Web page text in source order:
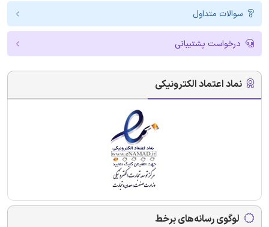
سوالات متداول
درخواست پشتیبانی
نماد اعتماد الکترونیکی
لوگوی رسانه‌های برخط